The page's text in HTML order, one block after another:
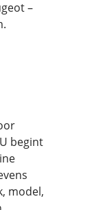
–
begint
model,